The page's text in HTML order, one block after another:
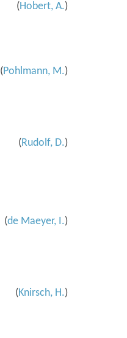
(Hobert, A.)
(Pohlmann, M.)
(Rudolf, D.)
(de Maeyer, I.)
(Knirsch, H.)